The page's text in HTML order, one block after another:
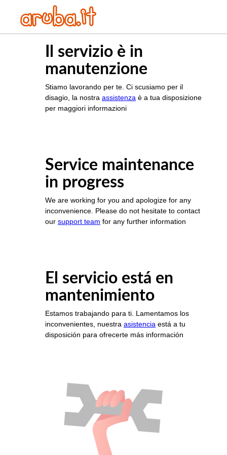
Il servizio è in
manutenzione
Stiamo lavorando per te. Ci scusiamo per il
disagio, la nostra assistenza è a tua disposizione
per maggiori informazioni
Service maintenance
in progress
We are working for you and apologize for any
inconvenience. Please do not hesitate to contact
our support team for any further information
El servicio está en
mantenimiento
Estamos trabajando para ti. Lamentamos los
inconvenientes, nuestra asistencia está a tu
disposición para ofrecerte más información